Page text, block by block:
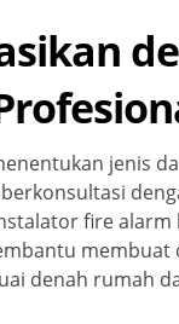
jenis
fire
membuat
denah rumah